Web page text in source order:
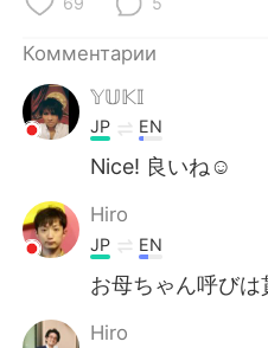
Türkçe
Комментарии
𝕐𝕌𝕂𝕀
JP EN
Nice! 良いね☺
Hiro
JP EN
お母ちゃん呼び
Hiro